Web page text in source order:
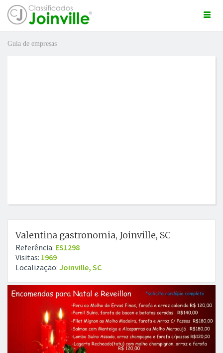
Guia de empresas
Valentina gastronomia, Joinville, SC
Referência: ES1298
Visitas: 1969
Localização: Joinville, SC
GRÁTIS